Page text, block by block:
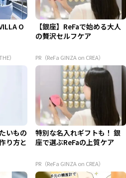
O
）
【銀座】ReFaで始める大人
の贅沢セルフケア
PR（ReFa GINZA on CREA）
いもの
り方と
特別な名入れギフトも！ 銀
座で選ぶReFaの上質ケア
PR（ReFa GINZA on CREA）